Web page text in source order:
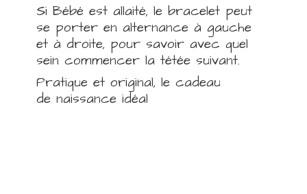
Si Bébé est allaité, le bracelet peut
se porter en alternance à gauche
et à droite, pour savoir avec quel
sein commencer la tétée suivant.
Pratique et original, le cadeau
de naissance idéal